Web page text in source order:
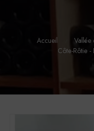
Accueil Vallée
Côte-Rôtie